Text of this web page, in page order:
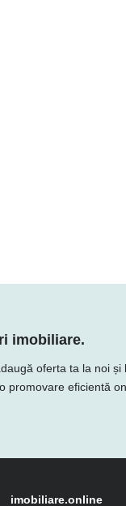
imobiliare.
oferta ta la noi
promovare eficientă
imobiliare.online